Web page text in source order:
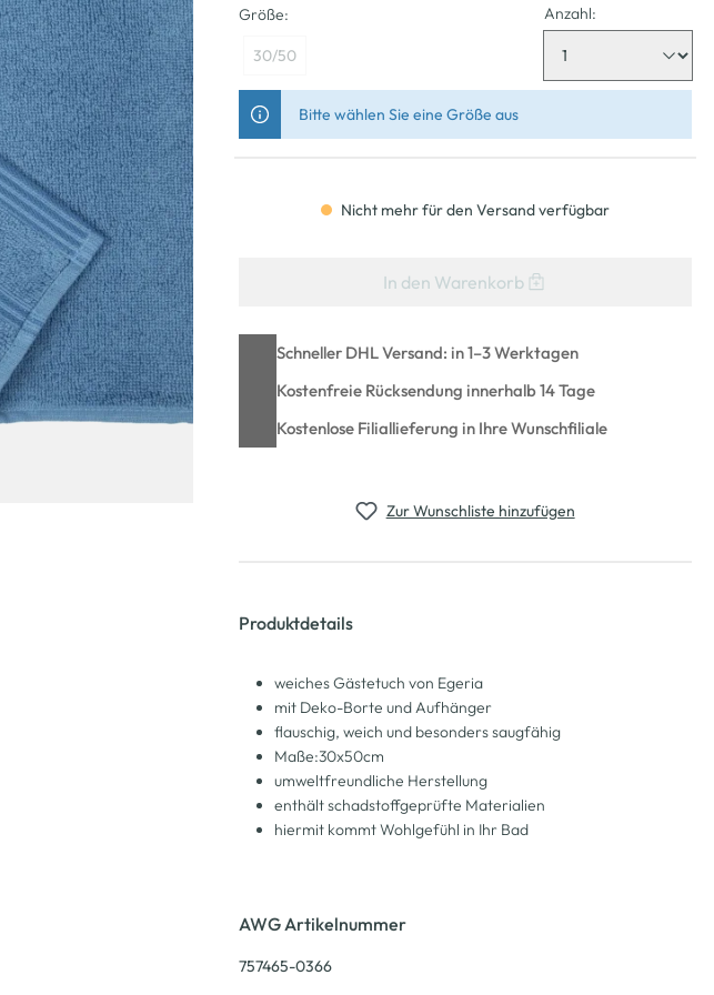
Größe:
30/50
Anzahl:
Bitte wählen Sie eine Größe aus
Nicht mehr für den Versand verfügbar
In den Warenkorb
Schneller DHL Versand: in 1–3 Werktagen
Kostenfreie Rücksendung innerhalb 14 Tage
Kostenlose Filiallieferung in Ihre Wunschfiliale
Zur Wunschliste hinzufügen
Produktdetails
weiches Gästetuch von Egeria
mit Deko-Borte und Aufhänger
flauschig, weich und besonders saugfähig
Maße:30x50cm
umweltfreundliche Herstellung
enthält schadstoffgeprüfte Materialien
hiermit kommt Wohlgefühl in Ihr Bad
AWG Artikelnummer
757465-0366